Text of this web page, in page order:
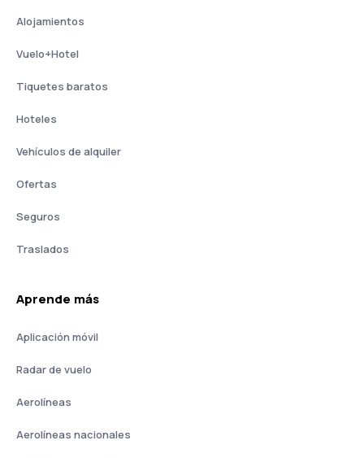
Alojamientos
Vuelo+Hotel
Tiquetes baratos
Hoteles
Vehículos de alquiler
Ofertas
Seguros
Traslados
Aprende más
Aplicación móvil
Radar de vuelo
Aerolíneas
Aerolíneas nacionales